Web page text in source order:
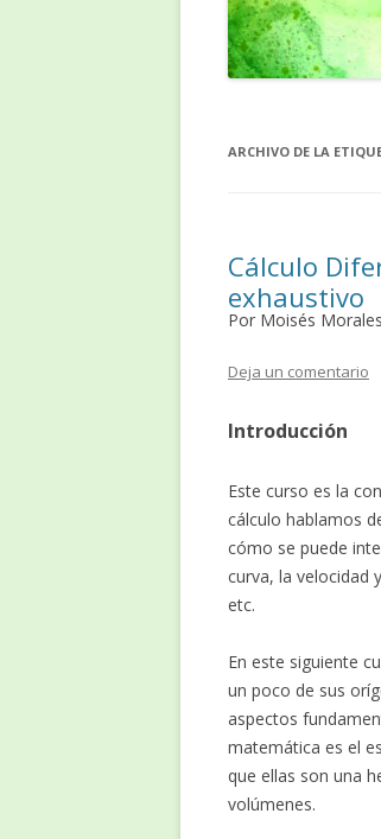
ARCHIVO DE LA
Cálculo
exhaustivo
Por Moisés
Deja un comentario
Introducción
Este curso es la
cálculo hablamos
cómo se puede
curva, la velocidad
etc.
En este siguiente
un poco de sus
aspectos
matemática es el
que ellas son una
volúmenes.